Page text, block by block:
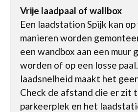
Vrije laadpaal of wallbox
Een laadstation Spijk kan
manieren worden
een wandbox aan een muur
worden of op een losse
laadsnelheid maakt het
Check de afstand die er zit
parkeerplek en het